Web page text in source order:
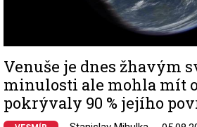
Venuše je dnes žhavým
minulosti ale mohla mít
pokrývaly 90 % jejího